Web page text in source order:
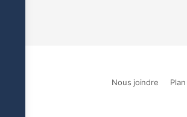
Nous joindre